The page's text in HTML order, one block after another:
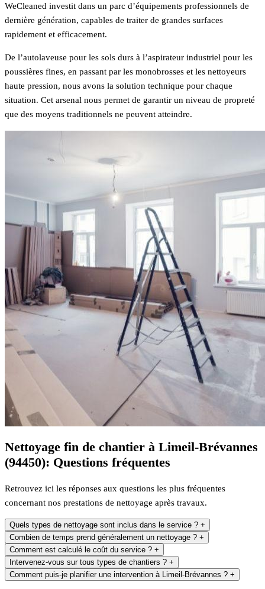
WeCleaned investit dans un parc d’équipements professionnels de
dernière génération, capables de traiter de grandes surfaces
rapidement et efficacement.
De l’autolaveuse pour les sols durs à l’aspirateur industriel pour les
poussières fines, en passant par les monobrosses et les nettoyeurs
haute pression, nous avons la solution technique pour chaque
situation. Cet arsenal nous permet de garantir un niveau de propreté
que des moyens traditionnels ne peuvent atteindre.
Nettoyage fin de chantier à Limeil-Brévannes
(94450): Questions fréquentes
Retrouvez ici les réponses aux questions les plus fréquentes
concernant nos prestations de nettoyage après travaux.
Quels types de nettoyage sont inclus dans le service ? +
Combien de temps prend généralement un nettoyage ? +
Comment est calculé le coût du service ? +
Intervenez-vous sur tous types de chantiers ? +
Comment puis-je planifier une intervention à Limeil-Brévannes ? +